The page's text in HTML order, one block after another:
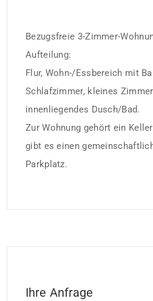
Bezugsfreie 3-Zimmer-
Aufteilung:
Flur, Wohn-/Essbereich mit
Schlafzimmer, kleines
innenliegendes Dusch/Bad.
Zur Wohnung gehört ein
gibt es einen
Parkplatz.
Ihre Anfrage